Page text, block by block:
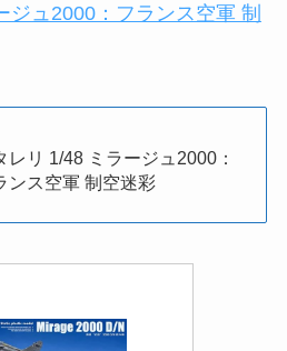
ジュ2000：フランス空軍 制
レリ 1/48 ミラージュ2000：
ンス空軍 制空迷彩